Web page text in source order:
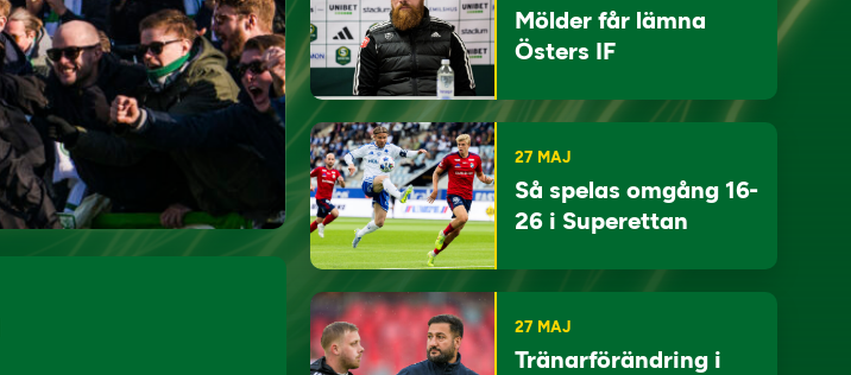
Mölder får lämna
Östers IF
27 MAJ
Så spelas omgång 16-
26 i Superettan
27 MAJ
Tränarförändring i